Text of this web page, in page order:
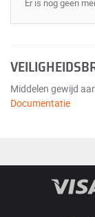
Er is nog geen
Middelen gewijd
Documentatie